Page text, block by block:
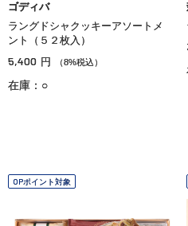
ゴディバ
ラングドシャクッキーアソートメ
ント（５２枚入）
5,400 円 （8%税込）
在庫：○
OPポイント対象